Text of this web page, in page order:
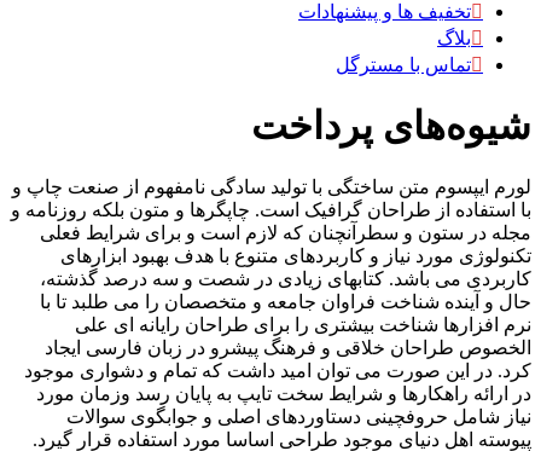
تخفیف ها و پیشنهادات
بلاگ
تماس با مسترگل
شیوه‌های پرداخت
لورم ایپسوم متن ساختگی با تولید سادگی نامفهوم از صنعت چاپ و
با استفاده از طراحان گرافیک است. چاپگرها و متون بلکه روزنامه و
مجله در ستون و سطرآنچنان که لازم است و برای شرایط فعلی
تکنولوژی مورد نیاز و کاربردهای متنوع با هدف بهبود ابزارهای
کاربردی می باشد. کتابهای زیادی در شصت و سه درصد گذشته،
حال و آینده شناخت فراوان جامعه و متخصصان را می طلبد تا با
نرم افزارها شناخت بیشتری را برای طراحان رایانه ای علی
الخصوص طراحان خلاقی و فرهنگ پیشرو در زبان فارسی ایجاد
کرد. در این صورت می توان امید داشت که تمام و دشواری موجود
در ارائه راهکارها و شرایط سخت تایپ به پایان رسد وزمان مورد
نیاز شامل حروفچینی دستاوردهای اصلی و جوابگوی سوالات
پیوسته اهل دنیای موجود طراحی اساسا مورد استفاده قرار گیرد.